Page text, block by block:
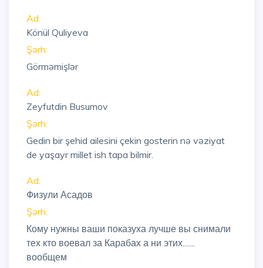
Ad:
Könül Quliyeva
Şərh:
Görməmişlər
Ad:
Zeyfutdin Busumov
Şərh:
Gedin bir şehid ailesini çekin gosterin nə vəziyat
de yaşayr millet ish tapa bilmir.
Ad:
Физули Асадов
Şərh:
Кому нужны ваши показуха лучше вы снимали
тех кто воевал за Карабах а ни этих.......
вообщем